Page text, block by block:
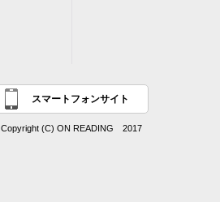
スマートフォンサイト
Copyright (C) ON READING 2017